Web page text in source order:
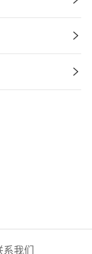
系我们